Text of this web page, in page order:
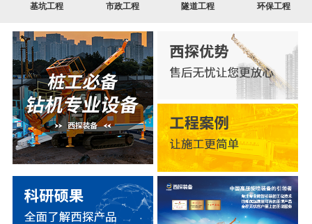
基坑工程 市政工程 隧道工程 环保工程